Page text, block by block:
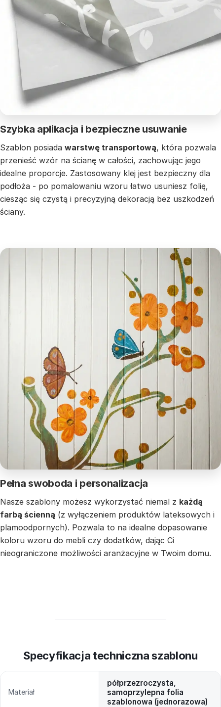
Szybka aplikacja i bezpieczne usuwanie
Szablon posiada warstwę transportową, która pozwala
przenieść wzór na ścianę w całości, zachowując jego
idealne proporcje. Zastosowany klej jest bezpieczny dla
podłoża - po pomalowaniu wzoru łatwo usuniesz folię,
ciesząc się czystą i precyzyjną dekoracją bez uszkodzeń
ściany.
Pełna swoboda i personalizacja
Nasze szablony możesz wykorzystać niemal z każdą
farbą ścienną (z wyłączeniem produktów lateksowych i
plamoodpornych). Pozwala to na idealne dopasowanie
koloru wzoru do mebli czy dodatków, dając Ci
nieograniczone możliwości aranżacyjne w Twoim domu.
Specyfikacja techniczna szablonu
Materiał
półprzezroczysta,
samoprzylepna folia
szablonowa (jednorazowa)